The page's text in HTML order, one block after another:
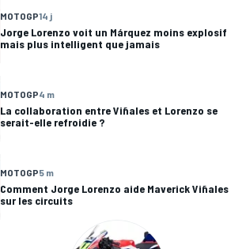
MOTOGP14 j
Jorge Lorenzo voit un Márquez moins explosif
mais plus intelligent que jamais
MOTOGP4 m
La collaboration entre Viñales et Lorenzo se
serait-elle refroidie ?
MOTOGP5 m
Comment Jorge Lorenzo aide Maverick Viñales
sur les circuits